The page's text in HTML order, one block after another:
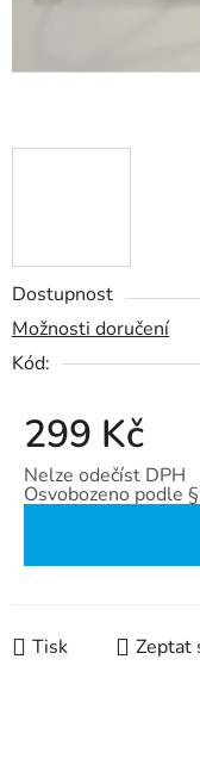
Dostupnost
Možnosti doručení
Kód:
299 Kč
Nelze odečíst DPH
Osvobozeno podle
Tisk Zeptat